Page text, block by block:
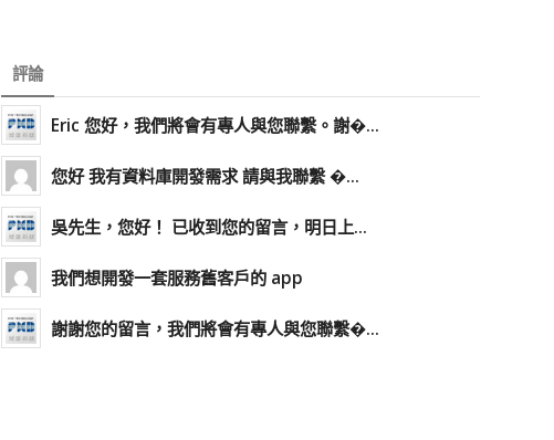
評論
Eric 您好，我們將會有專人與您聯繫。謝�...
您好 我有資料庫開發需求 請與我聯繫 �...
吳先生，您好！ 已收到您的留言，明日上...
我們想開發一套服務舊客戶的 app
謝謝您的留言，我們將會有專人與您聯繫�...